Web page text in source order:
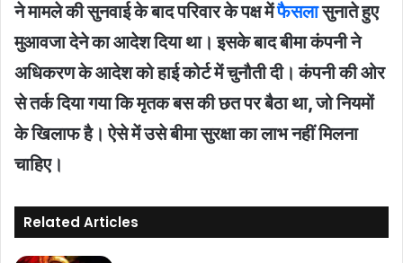
ने मामले की सुनवाई के बाद परिवार के पक्ष मेंफैसलासुनाते हुए
मुआवजा देने का आदेश दिया था। इसके बाद बीमा कंपनी ने
अधिकरण के आदेश को हाई कोर्ट में चुनौती दी। कंपनी की ओर
से तर्क दिया गया कि मृतक बस की छत पर बैठा था, जो नियमों
के खिलाफ है। ऐसे में उसे बीमा सुरक्षा का लाभ नहीं मिलना
चाहिए।
Related Articles